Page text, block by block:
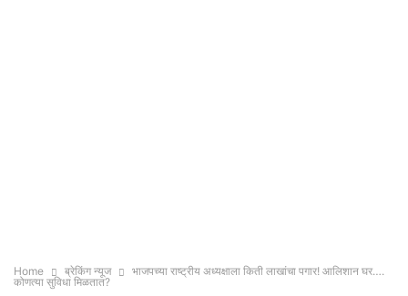
Home ब्रेकिंग न्यूज
भाजपच्या राष्ट्रीय अध्यक्षाला किती लाखांचा पगार! आलिशान घर….
कोणत्या सुविधा मिळतात?